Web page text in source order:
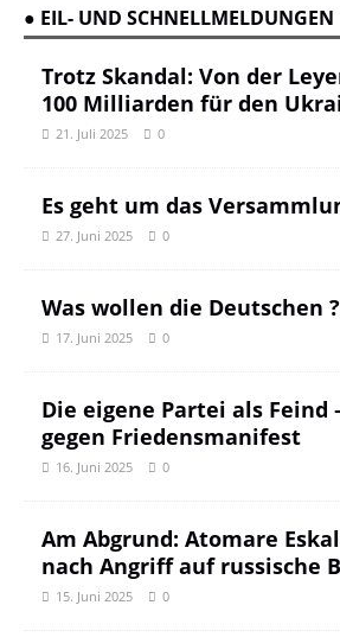
● EIL- UND SCHNELLMELDUNGEN
Trotz Skandal: Von der
100 Milliarden für den
21. Juli 2025 0
Es geht um das
27. Juni 2025 0
Was wollen die Deutschen ?
17. Juni 2025 0
Die eigene Partei als Feind
gegen Friedensmanifest
16. Juni 2025 0
Am Abgrund: Atomare
nach Angriff auf russische
15. Juni 2025 0